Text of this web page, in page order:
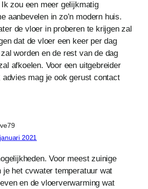
zou een meer gelijkmatig
aanbevelen in zo’n modern huis.
de vloer in proberen te krijgen zal
dat de vloer een keer per dag
worden en de rest van de dag
afkoelen. Voor een uitgebreider
advies mag je ook gerust contact
2021
Voor meest zuinige
je het cvwater temperatuur wat
en de vloerverwarming wat